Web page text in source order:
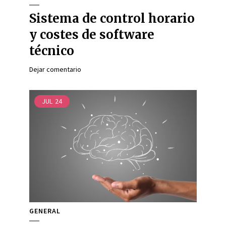
Sistema de control horario
y costes de software
técnico
Dejar comentario
JUL 24
GENERAL